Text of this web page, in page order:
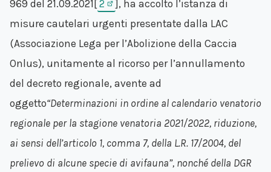
969 del 21.09.2021[ 2
], ha accolto l’istanza di
misure cautelari urgenti presentate dalla LAC
(Associazione Lega per l’Abolizione della Caccia
Onlus), unitamente al ricorso per l’annullamento
del decreto regionale, avente ad
oggetto“Determinazioni in ordine al calendario venatorio
regionale per la stagione venatoria 2021/2022, riduzione,
ai sensi dell’articolo 1, comma 7, della L.R. 17/2004, del
prelievo di alcune specie di avifauna”, nonché della DGR